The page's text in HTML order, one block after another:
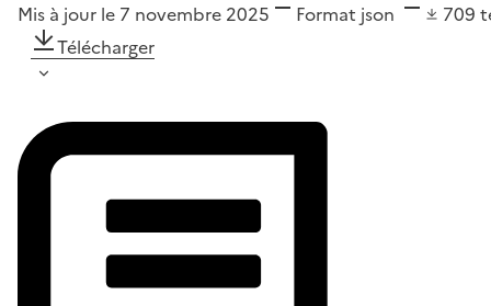
Mis à jour le 7 novembre 2025 Format json 709
Télécharger